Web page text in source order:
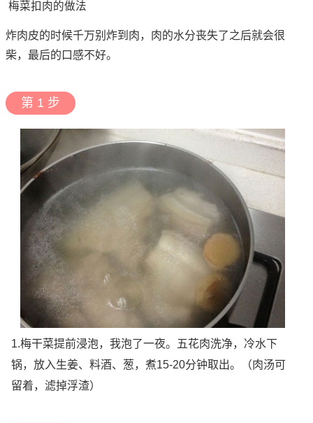
梅菜扣肉的做法
炸肉皮的时候千万别炸到肉，肉的水分丧失了之后就会很
柴，最后的口感不好。
第 1 步
1.梅干菜提前浸泡，我泡了一夜。五花肉洗净，冷水下
锅，放入生姜、料酒、葱，煮15-20分钟取出。（肉汤可
留着，滤掉浮渣）